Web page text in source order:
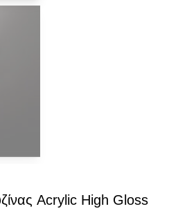
Acrylic High Gloss